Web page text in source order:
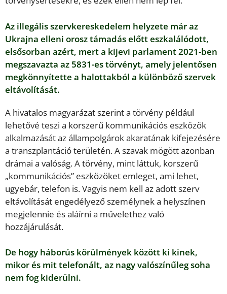
Az illegális szervkereskedelem helyzete már az
Ukrajna elleni orosz támadás előtt eszkalálódott,
elsősorban azért, mert a kijevi parlament 2021-ben
megszavazta az 5831-es törvényt, amely jelentősen
megkönnyítette a halottakból a különböző szervek
eltávolítását.
A hivatalos magyarázat szerint a törvény például
lehetővé teszi a korszerű kommunikációs eszközök
alkalmazását az állampolgárok akaratának kifejezésére
a transzplantáció területén. A szavak mögött azonban
drámai a valóság. A törvény, mint láttuk, korszerű
„kommunikációs” eszközöket emleget, ami lehet,
ugyebár, telefon is. Vagyis nem kell az adott szerv
eltávolítását engedélyező személynek a helyszínen
megjelennie és aláírni a művelethez való
hozzájárulását.
De hogy háborús körülmények között ki kinek,
mikor és mit telefonált, az nagy valószínűleg soha
nem fog kiderülni.